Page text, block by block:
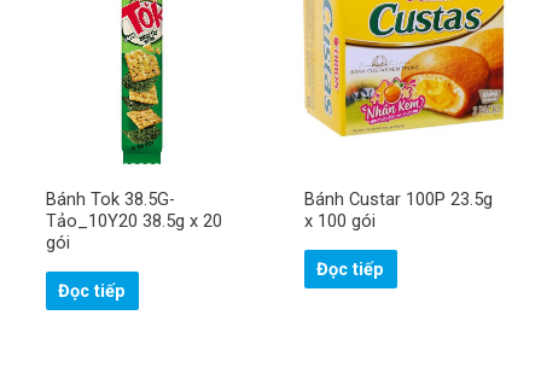
Bánh Tok 38.5G-
Tảo_10Y20 38.5g x 20
gói
Đọc tiếp
Bánh Custar 100P 23.5g
x 100 gói
Đọc tiếp